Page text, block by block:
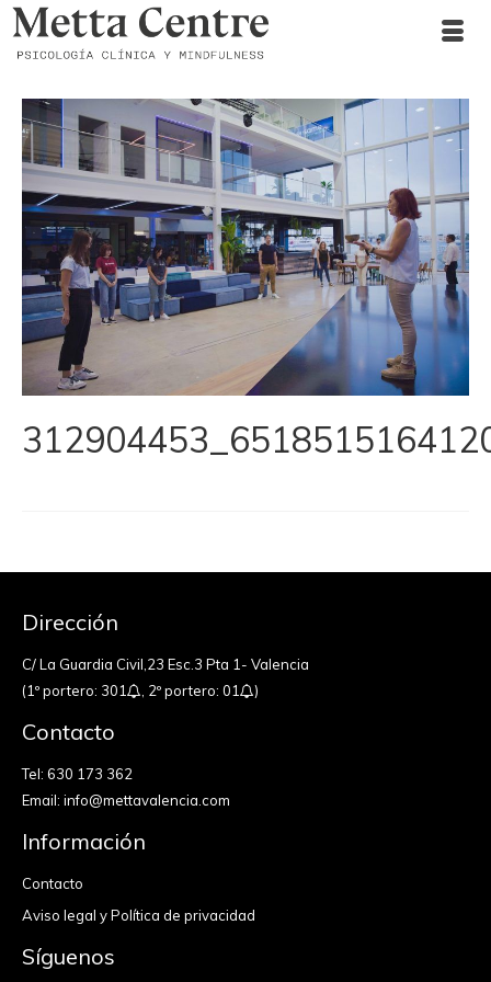
Dirección
C/ La Guardia Civil,23 Esc.3 Pta 1- Valencia
(1º portero: 301
, 2º portero: 01 )
Contacto
Tel: 630 173 362
Email: info@mettavalencia.com
Información
Contacto
Aviso legal y Política de privacidad
Síguenos